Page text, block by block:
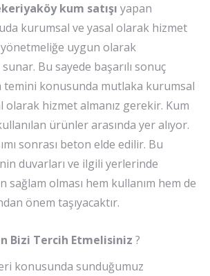
kum satışı yapan
kurumsal ve yasal olarak hizmet
yönetmeliğe uygun olarak
Bu sayede başarılı sonuç
temini konusunda mutlaka kurumsal
olarak hizmet almanız gerekir. Kum
ürünler arasında yer alıyor.
sonrası beton elde edilir. Bu
duvarları ve ilgili yerlerinde
olması hem kullanım hem de
önem taşıyacaktır.
Bizi Tercih Etmelisiniz ?
konusunda sunduğumuz